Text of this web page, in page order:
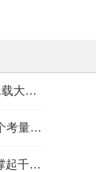
徽章,冰箱贴,书签：定制中秋文创礼物承载大团圆！
夜光徽章定制找哪家工厂比较好？这几个考量维度要记住！
二次元动漫IP文创徽章：一块铁皮如何撑起千亿“谷子经济”？